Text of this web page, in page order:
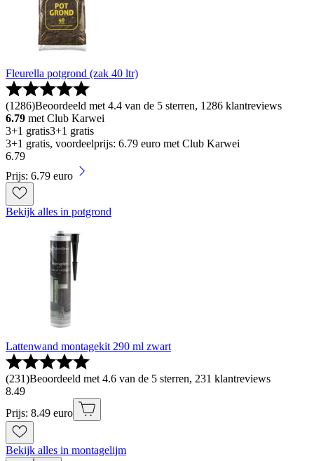
Fleurella potgrond (zak 40 ltr)
(1286)Beoordeeld met 4.4 van de 5 sterren, 1286 klantreviews
6.79 met Club Karwei
3+1 gratis3+1 gratis
3+1 gratis, voordeelprijs: 6.79 euro met Club Karwei
6.79
Prijs: 6.79 euro
Bekijk alles in potgrond
Lattenwand montagekit 290 ml zwart
(231)Beoordeeld met 4.6 van de 5 sterren, 231 klantreviews
8.49
Prijs: 8.49 euro
Bekijk alles in montagelijm